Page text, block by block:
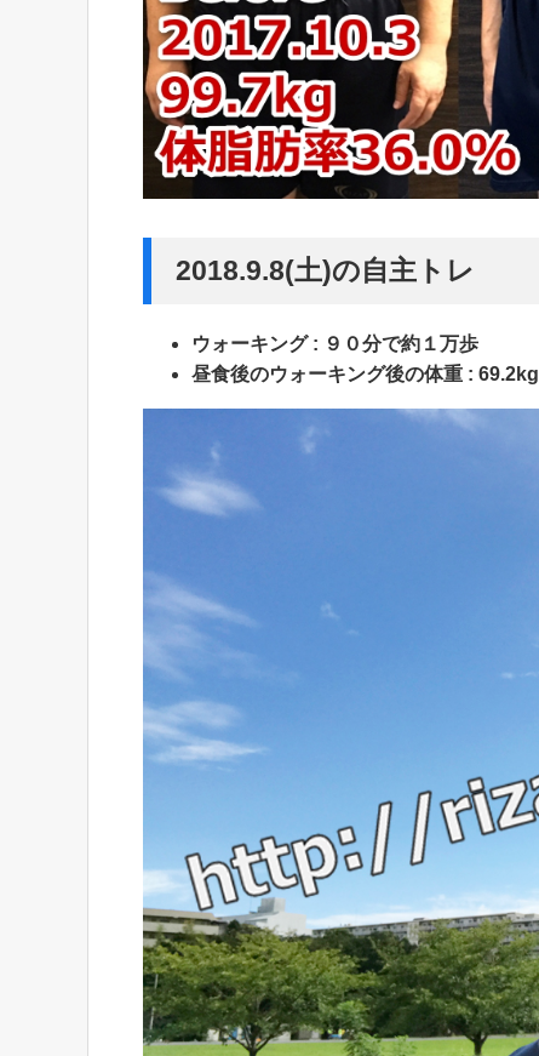
2018.9.8(土)の自主トレ
ウォーキング : ９０分で約１万歩
昼食後のウォーキング後の体重 : 69.2kg